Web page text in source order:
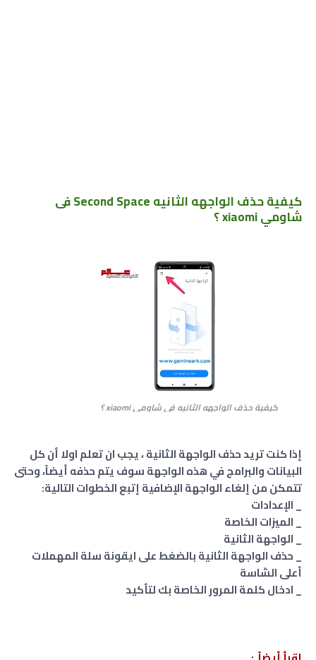
كيفية حذف الواجهه الثانيه Second Space فى
شاومي xiaomi ؟
كيفية حذف الواجهه الثانيه فى شاومي xiaomi ؟
إذا كنت تريد حذف الواجهة الثانية ، يجب ان تعلم اولا أن كل
البيانات والبرامج في هذه الواجهة سوف يتم حذفه أيضاً، وحتى
تتمكن من إلغاء الواجهة الإضافية إتبع الخطوات التالية:
_ الإعدادات
_ الميزات الخاصة
_ الواجهة الثانية
_ حذف الواجهة الثانية بالضغط على ايقونة سلة المهملات
أعلى الشاسة
_ ادخال كلمة المرور الخاصة بك لتأكيد